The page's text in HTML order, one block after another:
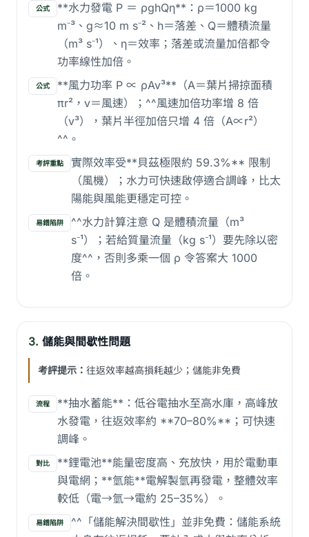
公式
**水力發電 P ＝ ρghQη**：ρ＝1000 kg
m⁻³、g≈10 m s⁻²、h＝落差、Q＝體積流量
（m³ s⁻¹）、η＝效率；落差或流量加倍都令
功率線性加倍。
公式
**風力功率 P ∝ ρAv³**（A＝葉片掃掠面積
πr²，v＝風速）；^^風速加倍功率增 8 倍
（v³），葉片半徑加倍只增 4 倍（A∝r²）
^^。
考評重點
實際效率受**貝茲極限約 59.3%** 限制
（風機）；水力可快速啟停適合調峰，比太
陽能與風能更穩定可控。
易錯陷阱
^^水力計算注意 Q 是體積流量（m³
s⁻¹）；若給質量流量（kg s⁻¹）要先除以密
度^^，否則多乘一個 ρ 令答案大 1000
倍。
3. 儲能與間歇性問題
考評提示： 往返效率越高損耗越少；儲能非免費
流程
**抽水蓄能**：低谷電抽水至高水庫，高峰放
水發電，往返效率約 **70–80%**；可快速
調峰。
對比
**鋰電池**能量密度高、充放快，用於電動車
與電網；**氫能**電解製氫再發電，整體效率
較低（電→氫→電約 25–35%）。
易錯陷阱
^^「儲能解決間歇性」並非免費：儲能系統